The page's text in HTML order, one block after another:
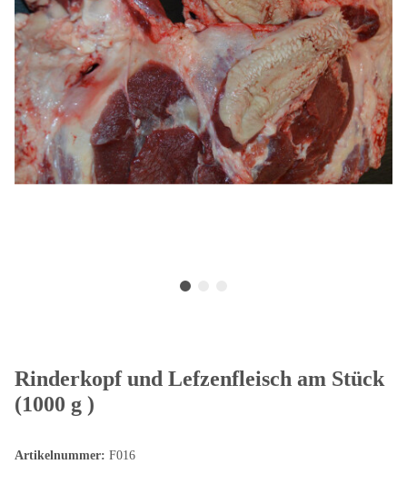
Rinderkopf und Lefzenfleisch am Stück
(1000 g )
Artikelnummer: F016